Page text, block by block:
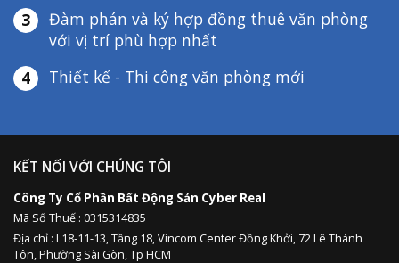
3
Đàm phán và ký hợp đồng thuê văn phòng
với vị trí phù hợp nhất
4
Thiết kế - Thi công văn phòng mới
KẾT NỐI VỚI CHÚNG TÔI
Công Ty Cổ Phần Bất Động Sản Cyber Real
Mã Số Thuế : 0315314835
Địa chỉ : L18-11-13,Tầng 18, Vincom Center Đồng Khởi, 72 Lê Thánh
Tôn, Phường Sài Gòn, Tp HCM